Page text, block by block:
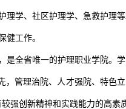
学、社区护理学、急救护理等
健工作。
全省唯一的护理职业学院。
管理治院、人才强院、特色
强创新精神和实践能力的高素